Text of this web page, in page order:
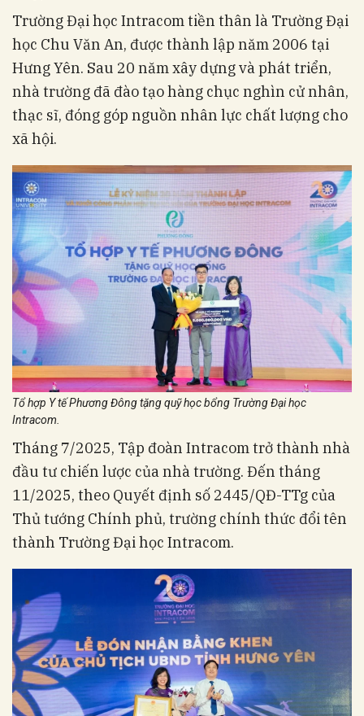
Trường Đại học Intracom tiền thân là Trường Đại
học Chu Văn An, được thành lập năm 2006 tại
Hưng Yên. Sau 20 năm xây dựng và phát triển,
nhà trường đã đào tạo hàng chục nghìn cử nhân,
thạc sĩ, đóng góp nguồn nhân lực chất lượng cho
xã hội.
Tổ hợp Y tế Phương Đông tặng quỹ học bổng Trường Đại học
Intracom.
Tháng 7/2025, Tập đoàn Intracom trở thành nhà
đầu tư chiến lược của nhà trường. Đến tháng
11/2025, theo Quyết định số 2445/QĐ-TTg của
Thủ tướng Chính phủ, trường chính thức đổi tên
thành Trường Đại học Intracom.